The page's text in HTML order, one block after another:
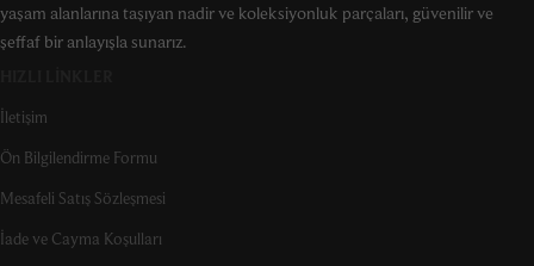
yaşam alanlarına taşıyan nadir ve koleksiyonluk parçaları, güvenilir ve
şeffaf bir anlayışla sunarız.
İletişim
Ön Bilgilendirme Formu
Mesafeli Satış Sözleşmesi
İade ve Cayma Koşulları